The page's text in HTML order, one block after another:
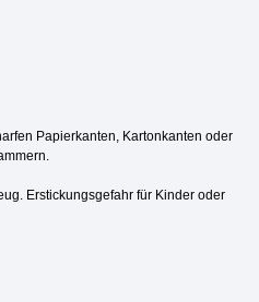
Papierkanten, Kartonkanten oder
Erstickungsgefahr für Kinder oder